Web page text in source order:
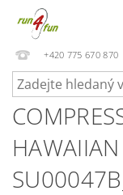
+420 775 670 870